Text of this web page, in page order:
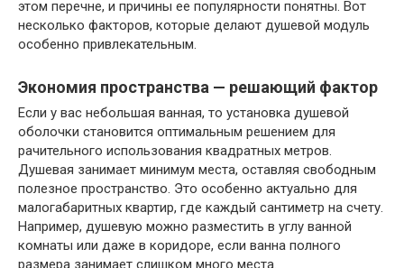
этом перечне, и причины ее популярности понятны. Вот
несколько факторов, которые делают душевой модуль
особенно привлекательным.
Экономия пространства — решающий фактор
Если у вас небольшая ванная, то установка душевой
оболочки становится оптимальным решением для
рачительного использования квадратных метров.
Душевая занимает минимум места, оставляя свободным
полезное пространство. Это особенно актуально для
малогабаритных квартир, где каждый сантиметр на счету.
Например, душевую можно разместить в углу ванной
комнаты или даже в коридоре, если ванна полного
размера занимает слишком много места.